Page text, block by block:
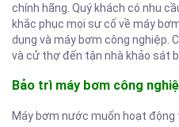
chính hãng. Quý khách có nhu
khắc phục mọi sự cố về máy
dụng và máy bơm công nghiệp.
và cử thợ đến tận nhà khảo sát
Bảo trì máy bơm công
Máy bơm nước muốn hoạt